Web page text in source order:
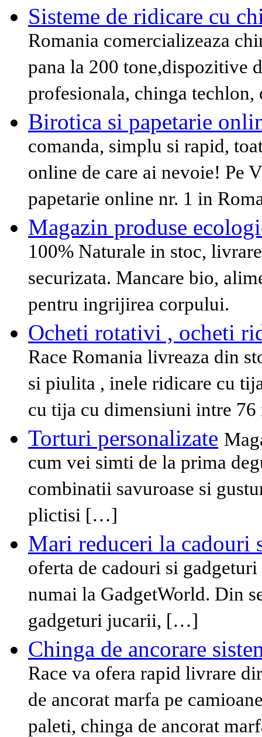
Sisteme de ridicare cu
Romania comercializeaza
pana la 200 tone,dispozitive
profesionala, chinga
Birotica si papetarie
comanda, simplu si rapid,
online de care ai nevoie! Pe
papetarie online nr. 1 in
Magazin produse
100% Naturale in stoc,
securizata. Mancare bio,
pentru ingrijirea corpului.
Ocheti rotativi , ocheti
Race Romania livreaza din
si piulita , inele ridicare cu
cu tija cu dimensiuni intre
Torturi personalizate
cum vei simti de la prima
combinatii savuroase si
plictisi […]
Mari reduceri la cadouri
oferta de cadouri si
numai la GadgetWorld. Din
gadgeturi jucarii, […]
Chinga de ancorare
Race va ofera rapid livrare
de ancorat marfa pe
paleti, chinga de ancorat